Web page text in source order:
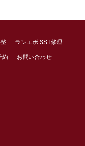
ランエボ SST修理
約 お問い合わせ